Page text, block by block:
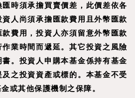
時須承擔買賣價差，此價差依各
人尚須承擔匯款費用且外幣匯款
費用，投資人亦須留意外幣匯款
業時間而遞延。其它投資之風險
。投資人申購本基金係持有基金
之投資資產或標的。本基金不受
或其他保護機制之保障。